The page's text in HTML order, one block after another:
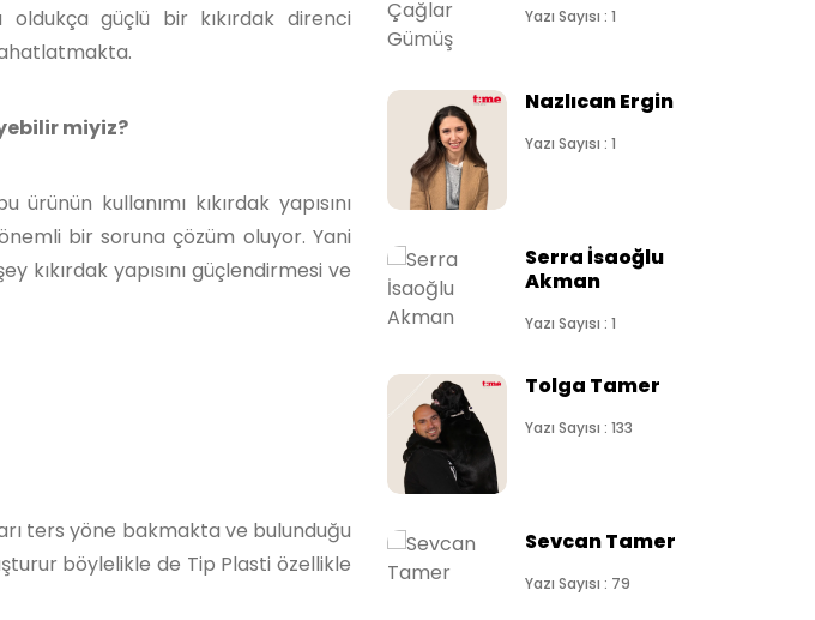
güçlü bir kıkırdak direnci
miyiz?
kullanımı kıkırdak yapısını
bir soruna çözüm oluyor. Yani
yapısını güçlendirmesi ve
ters yöne bakmakta ve bulunduğu
böylelikle de Tip Plasti özellikle
Yazı Sayısı : 1
Nazlıcan Ergin
Yazı Sayısı : 1
Serra İsaoğlu
Akman
Yazı Sayısı : 1
Tolga Tamer
Yazı Sayısı : 133
Sevcan Tamer
Yazı Sayısı : 79